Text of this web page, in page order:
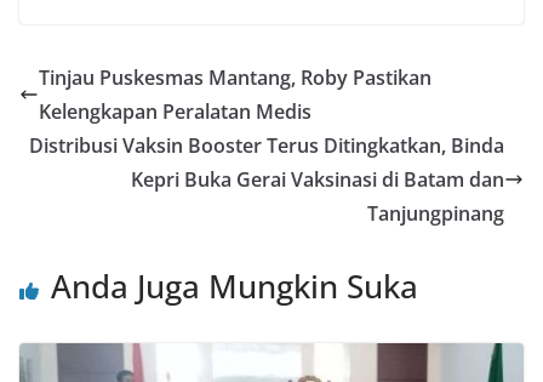
Tinjau Puskesmas Mantang, Roby Pastikan
Kelengkapan Peralatan Medis
Distribusi Vaksin Booster Terus Ditingkatkan, Binda
Kepri Buka Gerai Vaksinasi di Batam dan
Tanjungpinang
Anda Juga Mungkin Suka